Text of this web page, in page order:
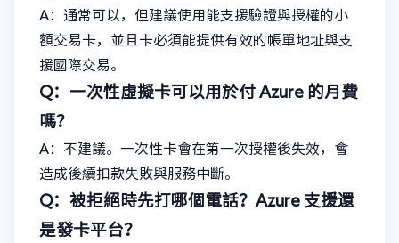
A：通常可以，但建議使用能支援驗證與授權的小
額交易卡，並且卡必須能提供有效的帳單地址與支
援國際交易。
Q：一次性虛擬卡可以用於付 Azure 的月費
嗎？
A：不建議。一次性卡會在第一次授權後失效，會
造成後續扣款失敗與服務中斷。
Q：被拒絕時先打哪個電話？Azure 支援還
是發卡平台？